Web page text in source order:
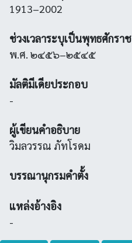
1913–2002
ช่วงเวลาระบุเป็นพุทธศักราช
พ.ศ. ๒๔๕๖–๒๕๔๕
มัลติมีเดียประกอบ
-
ผู้เขียนคำอธิบาย
วิมลวรรณ ภัทโรดม
บรรณานุกรมคำตั้ง
แหล่งอ้างอิง
-